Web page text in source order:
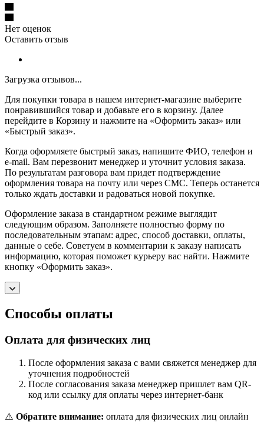
Нет оценок
Оставить отзыв
Загрузка отзывов...
Для покупки товара в нашем интернет-магазине выберите
понравившийся товар и добавьте его в корзину. Далее
перейдите в Корзину и нажмите на «Оформить заказ» или
«Быстрый заказ».
Когда оформляете быстрый заказ, напишите ФИО, телефон и
e-mail. Вам перезвонит менеджер и уточнит условия заказа.
По результатам разговора вам придет подтверждение
оформления товара на почту или через СМС. Теперь останется
только ждать доставки и радоваться новой покупке.
Оформление заказа в стандартном режиме выглядит
следующим образом. Заполняете полностью форму по
последовательным этапам: адрес, способ доставки, оплаты,
данные о себе. Советуем в комментарии к заказу написать
информацию, которая поможет курьеру вас найти. Нажмите
кнопку «Оформить заказ».
Способы оплаты
Оплата для физических лиц
После оформления заказа с вами свяжется менеджер для
уточнения подробностей
После согласования заказа менеджер пришлет вам QR-
код или ссылку для оплаты через интернет-банк
⚠️ Обратите внимание: оплата для физических лиц онлайн